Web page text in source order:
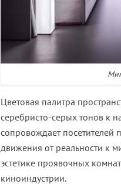
Цветовая палитра
серебристо-серых тонов к
сопровождает
движения от реальности к
эстетике проявочных
киноиндустрии.